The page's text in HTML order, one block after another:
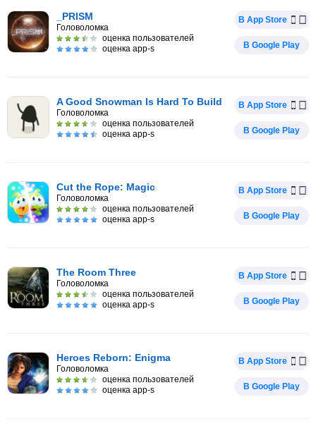
_PRISM
Головоломка
оценка пользователей
оценка app-s
В App Store
В Google Play
A Good Snowman Is Hard To Build
Головоломка
оценка пользователей
оценка app-s
В App Store
В Google Play
Cut the Rope: Magic
Головоломка
оценка пользователей
оценка app-s
В App Store
В Google Play
The Room Three
Головоломка
оценка пользователей
оценка app-s
В App Store
В Google Play
Heroes Reborn: Enigma
Головоломка
оценка пользователей
оценка app-s
В App Store
В Google Play